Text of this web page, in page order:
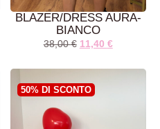
BLAZER/DRESS AURA-
BIANCO
38,00€ 11,40 €
50% DI SCONTO